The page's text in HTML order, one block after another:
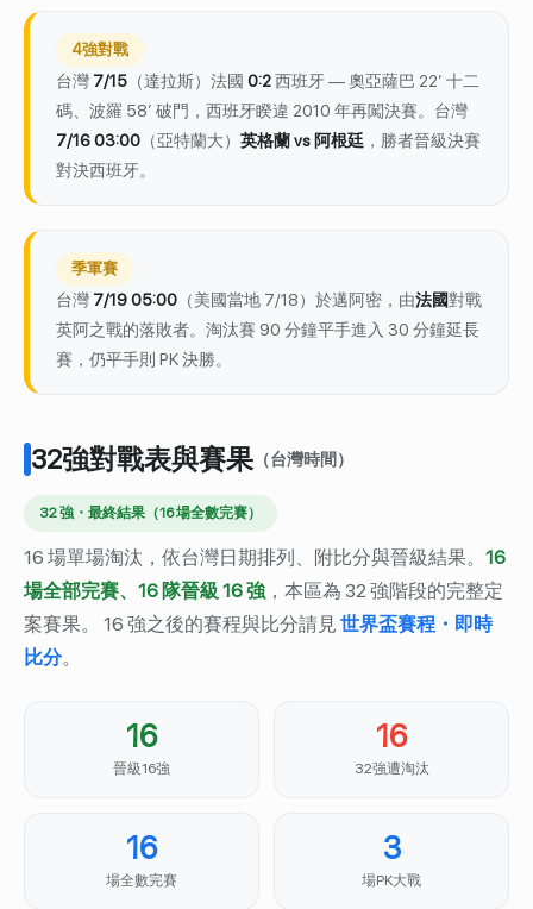
4強對戰
台灣 7/15 （達拉斯）法國 0:2西班牙 — 奧亞薩巴 22′ 十二
碼、波羅 58′ 破門，西班牙睽違 2010 年再闖決賽。台灣
7/16 03:00 （亞特蘭大） 英格蘭 vs 阿根廷 ，勝者晉級決賽
對決西班牙。
季軍賽
台灣 7/19 05:00 （美國當地 7/18）於邁阿密，由法國對戰
英阿之戰的落敗者。淘汰賽 90 分鐘平手進入 30 分鐘延長
賽，仍平手則 PK 決勝。
32強對戰表與賽果 （台灣時間）
32 強・最終結果（16 場全數完賽）
16 場單場淘汰，依台灣日期排列、附比分與晉級結果。 16
場全部完賽、16 隊晉級 16 強 ，本區為 32 強階段的完整定
案賽果。 16 強之後的賽程與比分請見 世界盃賽程・即時
比分。
16
晉級16強
16
32強遭淘汰
16
場全數完賽
3
場PK大戰